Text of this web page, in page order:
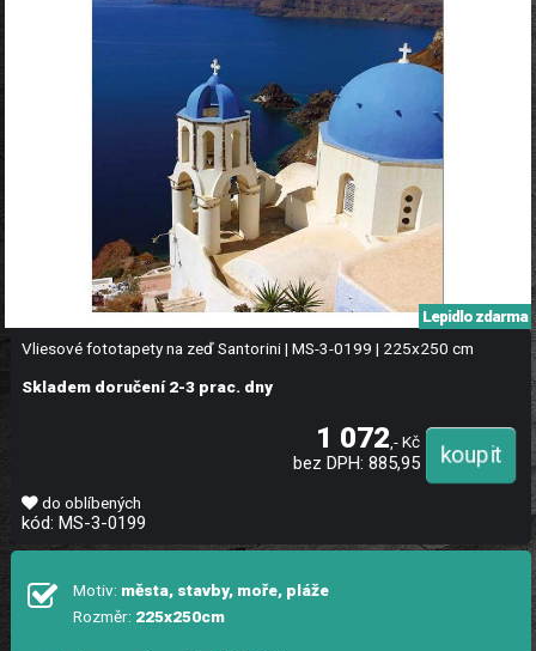
Vliesové fototapety na zeď Santorini | MS-3-0199 | 225x250 cm
Lepidlo zdarma
Skladem doručení 2-3 prac. dny
1 072,- Kč
bez DPH: 885,95
do oblíbených
kód: MS-3-0199
Motiv: města, stavby, moře, pláže
Rozměr: 225x250cm